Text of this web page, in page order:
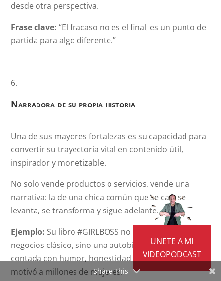
UNETE A MI
VIDEOPODCAST
desde otra perspectiva.
Frase clave: “El fracaso no es el final, es un punto de
partida para algo diferente.”
Narradora de su propia historia
Una de sus mayores fortalezas es su capacidad para
convertir su trayectoria vital en contenido útil,
inspirador y monetizable.
No solo vende productos o servicios, vende una
narrativa: la de una chica común que se cae, se
levanta, se transforma y sigue adelante.
Ejemplo: Su libro #GIRLBOSS no es un manual de
negocios clásico, sino una autobiografía de altibajos,
contada con humor, honestidad y crudeza, que
motivó a millones de mujeres.
Share This